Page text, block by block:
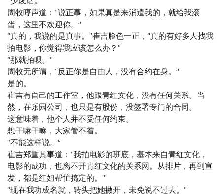
周牧哼声道：“说正事，如果真是来消遣我的，就给我滚
蛋，这里不欢迎你。”
“真的，我说的是真事。”崔吉脸色一正，“真的有好多人找我
拍电影，你觉得我应该怎么办？”
“那就拍呗。”
周牧无所谓，“反正你是自由人，没有合约在身。”
是的。
崔吉有自己的工作室，他跟青红文化，没有任何关系。当
然，在乐园公司，也只是有股份，没签署专门的合同。
这意味着，他个人并不受任何约束。
想干嘛干嘛，大家管不着。
“不能这样说。”
崔吉郑重其事道：“我拍电影的班底，基本来自青红文化，
电影的成功，也离不开青红文化的关系网。从排片，再到宣
发，都是红姐帮忙搞定的。”
“现在我功成名就，转头把她撇开，未免说不过去。”